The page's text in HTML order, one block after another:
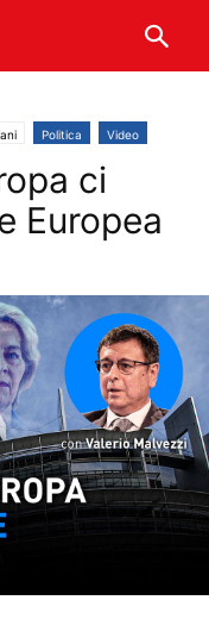
Politica Video
ci
Europea